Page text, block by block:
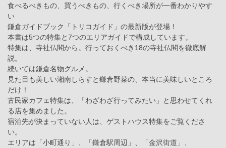
食べるべきもの、買うべきもの、行くべき場所が一番わかりやす
い
鎌倉ガイドブック「トリコガイド」の最新版が登場！
本書は5つの特集と7つのエリアガイドで構成しています。
特集は、寺社仏閣から。行っておくべき18の寺社仏閣を徹底解
説。
続いては鎌倉名物グルメ。
見た目も美しい湘南しらすと鎌倉野菜の、本当に美味しいところ
だけ！
古民家カフェ特集は、「わざわざ行ってみたい」と思わせてくれ
る店を集めました。
宿泊先が決まっていない人は、ゲストハウス特集をご覧くださ
い。
エリアは「小町通り」、「鎌倉駅周辺」、「金沢街道」、